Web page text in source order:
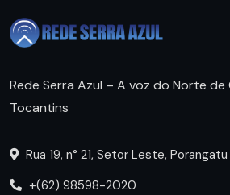
Rede Serra Azul – A voz do Norte de
Tocantins
Rua 19, n° 21, Setor Leste,
+(62) 98598-2020